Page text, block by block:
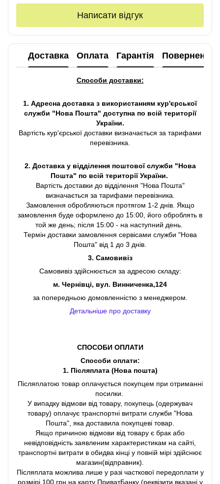
Написати відгук
Доставка Оплата Гарантія Повернення
Способи доставки:
1. Адресна доставка з використанням кур'єрської
служби "Нова Пошта" доступна по всій території
України.
Вартість кур'єрської доставки визначається за тарифами
перевізника.
2. Доставка у відділення поштової служби "Нова
Пошта" по всій території України.
Вартість доставки до відділення "Нова Пошта"
визначається за тарифами перевізника.
Замовлення обробляються протягом 1-2 днів. Якщо
замовлення буде оформлено до 15:00, його оброблять в
той же день; після 15:00 - на наступний день.
Термін доставки замовлення сервісами служби "Нова
Пошта" від 1 до 3 днів.
3. Самовивіз
Самовивіз здійснюється за адресою складу:
м. Чернівці, вул. Винниченка,124
за попередньою домовленністю з менеджером.
Детальніше про доставку
СПОСОБИ ОПЛАТИ
Способи оплати:
1. Післяплата (Нова пошта)
Післяплатою товар оплачується покупцем при отриманні
посилки.
У випадку відмови від товару, покупець (одержувач
товару) оплачує транспортні витрати служби "Нова
Пошта", яка доставила покупцеві товар.
Якщо причиною відмови від товару є брак або
невідповідність заявленим характеристикам на сайті,
транспортні витрати в обидва кінці у повній мірі здійснює
магазин(відправник).
Післяплата можлива лише у разі часткової передоплати у
розмірі 100 грн на карту ПриватБанку (реквізити вказані у